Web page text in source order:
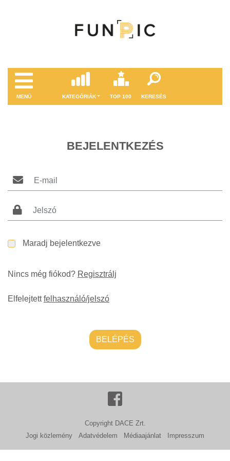
MENÜ KATEGÓRIÁK TOP 100 KERESÉS
BEJELENTKEZÉS
Maradj bejelentkezve
Nincs még fiókod? Regisztrálj
Elfelejtettfelhasználó/jelszó
BELÉPÉS
Copyright DACE Zrt.
Jogi közlemény
Adatvédelem Médiaajánlat Impresszum